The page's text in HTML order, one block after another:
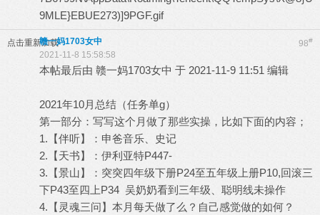
9MLE}EBUE273)]9PGF.gif
点击重新加载 98#
赣一妈1703女中
2021-11-8 15:58:58
本帖最后由 赣一妈1703女中 于 2021-11-9 11:51 编辑
2021年10月总结（任务单g）
第一部分：写写这个月做了那些实操，比如下面的内容；
1.【伴听】：申爸音乐、史记
2.【天书】：伊利亚特P447-
3.【景山】：突突四年级下册P24至五年级上册P10,回滚三
下P43至四上P34 吴奶奶看到三年级、聪明线未操作
4.【灵魂三问】本月每天做了么？自己感觉做的如何？